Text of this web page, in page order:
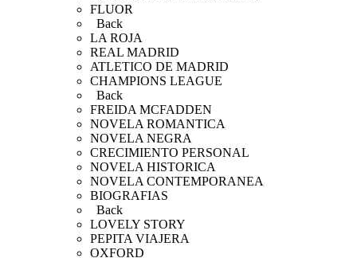
FLUOR
Back
LA ROJA
REAL MADRID
ATLETICO DE MADRID
CHAMPIONS LEAGUE
Back
FREIDA MCFADDEN
NOVELA ROMANTICA
NOVELA NEGRA
CRECIMIENTO PERSONAL
NOVELA HISTORICA
NOVELA CONTEMPORANEA
BIOGRAFIAS
Back
LOVELY STORY
PEPITA VIAJERA
OXFORD